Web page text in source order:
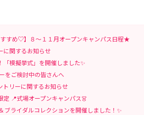
すすめ♡】８～１１月オープンキャンパス日程★
に関するお知らせ
模擬挙式」を開催しました✨
をご検討中の皆さんへ
トリーに関するお知らせ
定 📍式場オープンキャンパス👗
ブライダルコレクションを開催しました！✨